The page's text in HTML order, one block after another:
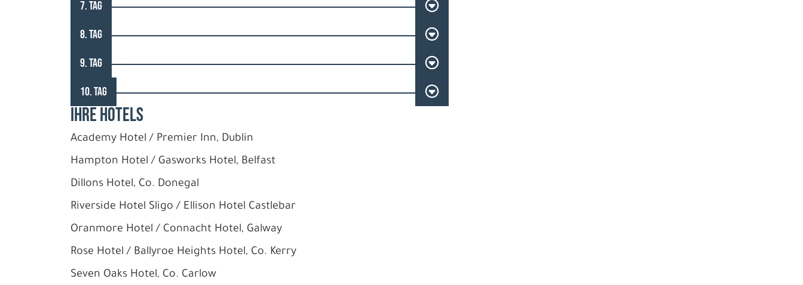
7. TAG
8. TAG
9. TAG
10. TAG
IHRE HOTELS
Academy Hotel / Premier Inn, Dublin
Hampton Hotel / Gasworks Hotel, Belfast
Dillons Hotel, Co. Donegal
Riverside Hotel Sligo / Ellison Hotel Castlebar
Oranmore Hotel / Connacht Hotel, Galway
Rose Hotel / Ballyroe Heights Hotel, Co. Kerry
Seven Oaks Hotel, Co. Carlow